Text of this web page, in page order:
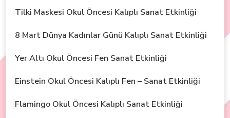
Tilki Maskesi Okul Öncesi Kalıplı Sanat Etkinliği
8 Mart Dünya Kadınlar Günü Kalıplı Sanat Etkinliği
Yer Altı Okul Öncesi Fen Sanat Etkinliği
Einstein Okul Öncesi Kalıplı Fen – Sanat Etkinliği
Flamingo Okul Öncesi Kalıplı Sanat Etkinliği